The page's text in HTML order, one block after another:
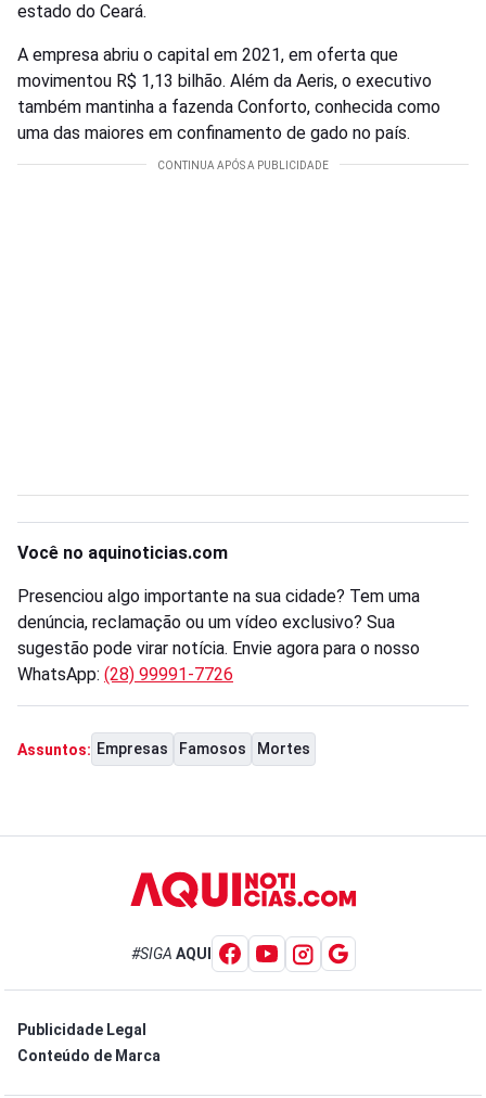
estado do Ceará.
A empresa abriu o capital em 2021, em oferta que
movimentou R$ 1,13 bilhão. Além da Aeris, o executivo
também mantinha a fazenda Conforto, conhecida como
uma das maiores em confinamento de gado no país.
Você no aquinoticias.com
Presenciou algo importante na sua cidade? Tem uma
denúncia, reclamação ou um vídeo exclusivo? Sua
sugestão pode virar notícia. Envie agora para o nosso
WhatsApp: (28) 99991-7726
Assuntos: Empresas Famosos Mortes
#SIGA AQUI
Publicidade Legal
Conteúdo de Marca